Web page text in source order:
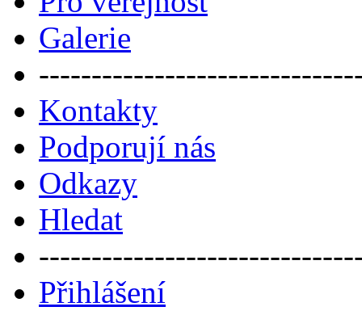
Galerie
Kontakty
Podporují nás
Odkazy
Hledat
Přihlášení